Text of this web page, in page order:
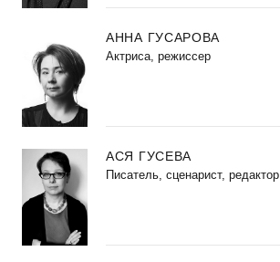
АННА ГУСАРОВА
Актриса, режиссер
АСЯ ГУСЕВА
Писатель, сценарист, редактор